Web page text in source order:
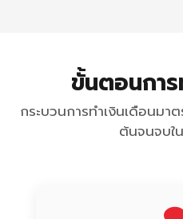
ขั้นตอนกา
กระบวนการทำเงินเดือนมา
ต้นจนจบใ